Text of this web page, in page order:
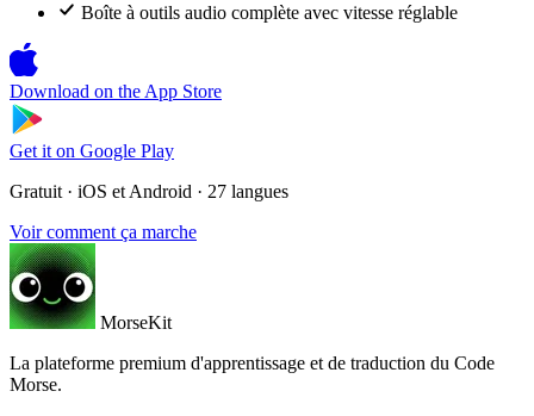
Boîte à outils audio complète avec vitesse réglable
Download on the App Store
Get it on Google Play
Gratuit · iOS et Android · 27 langues
Voir comment ça marche
MorseKit
La plateforme premium d'apprentissage et de traduction du Code
Morse.